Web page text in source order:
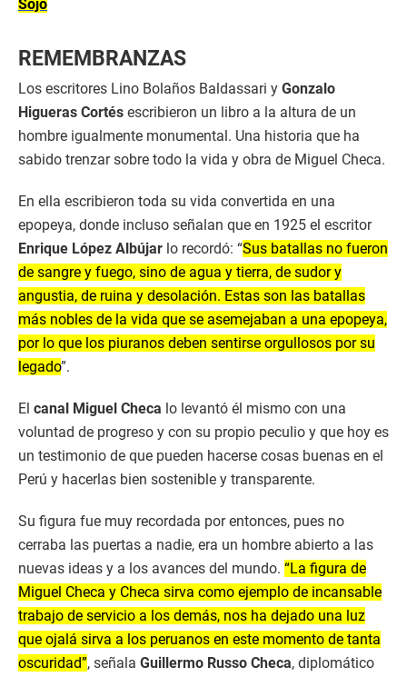
Sojo
REMEMBRANZAS
Los escritores Lino Bolaños Baldassari y Gonzalo
Higueras Cortés escribieron un libro a la altura de un
hombre igualmente monumental. Una historia que ha
sabido trenzar sobre todo la vida y obra de Miguel Checa.
En ella escribieron toda su vida convertida en una
epopeya, donde incluso señalan que en 1925 el escritor
Enrique López Albújar lo recordó: “Sus batallas no fueron
de sangre y fuego, sino de agua y tierra, de sudor y
angustia, de ruina y desolación. Estas son las batallas
más nobles de la vida que se asemejaban a una epopeya,
por lo que los piuranos deben sentirse orgullosos por su
legado”.
El canal Miguel Checa lo levantó él mismo con una
voluntad de progreso y con su propio peculio y que hoy es
un testimonio de que pueden hacerse cosas buenas en el
Perú y hacerlas bien sostenible y transparente.
Su figura fue muy recordada por entonces, pues no
cerraba las puertas a nadie, era un hombre abierto a las
nuevas ideas y a los avances del mundo. “La figura de
Miguel Checa y Checa sirva como ejemplo de incansable
trabajo de servicio a los demás, nos ha dejado una luz
que ojalá sirva a los peruanos en este momento de tanta
oscuridad”, señala Guillermo Russo Checa, diplomático